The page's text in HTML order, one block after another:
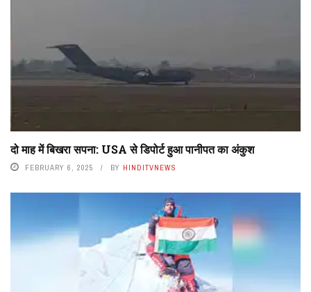
दो माह में बिखरा सपना: USA से डिपोर्ट हुआ पानीपत का अंकुश
FEBRUARY 6, 2025 BY HINDITVNEWS